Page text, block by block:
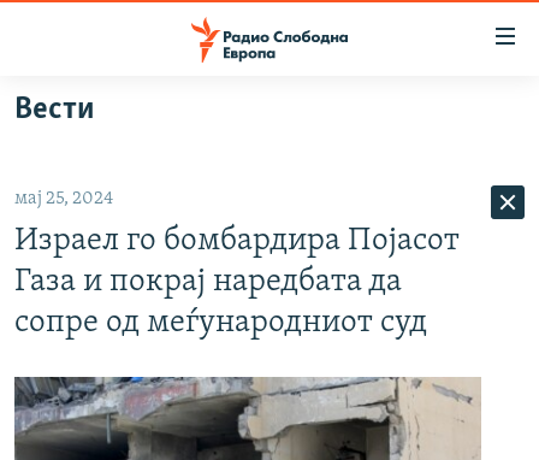
Оди
на
главната
навигација
на
ВИЗУЕЛНО
ВЕСТИ
ШТО ТРЕБА ДА ЗНАЕТЕ
ПРИЈАВИ СЕ ЗА ЊУЗЛЕТЕР
ПОДКАСТ ЗОШТО?
СЛЕДЕТЕ НЕ
Вести
мај 25, 2024
Израел го бомбардира Појасот
Газа и покрај наредбата да
сопре од меѓународниот суд